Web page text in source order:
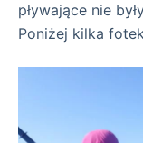
pływające nie
Poniżej kilka